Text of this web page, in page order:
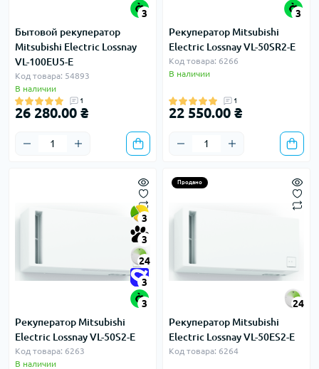
3
Бытовой рекуператор
Mitsubishi Electric Lossnay
VL-100EU5-E
Код товара: 54893
В наличии
1
26 280.00 ₴
3
Рекуператор Mitsubishi
Electric Lossnay VL-50SR2-E
Код товара: 6266
В наличии
1
22 550.00 ₴
3
3
24
3
3
Рекуператор Mitsubishi
Electric Lossnay VL-50S2-E
Код товара: 6263
В наличии
Продано
24
Рекуператор Mitsubishi
Electric Lossnay VL-50ES2-E
Код товара: 6264